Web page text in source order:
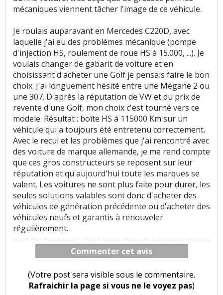
mécaniques viennent tâcher l'image de ce véhicule.
Je roulais auparavant en Mercedes C220D, avec
laquelle j'ai eu des problèmes mécanique (pompe
d'injection HS, roulement de roue HS à 15.000, ...). Je
voulais changer de gabarit de voiture et en
choisissant d'acheter une Golf je pensais faire le bon
choix. J'ai longuement hésité entre une Mégane 2 ou
une 307. D'après la réputation de VW et du prix de
revente d'une Golf, mon choix c'est tourné vers ce
modele. Résultat : boîte HS à 115000 Km sur un
véhicule qui a toujours été entretenu correctement.
Avec le recul et les problèmes que j'ai rencontré avec
des voiture de marque allemande, je me rend compte
que ces gros constructeurs se reposent sur leur
réputation et qu'aujourd'hui toute les marques se
valent. Les voitures ne sont plus faite pour durer, les
seules solutions valables sont donc d'acheter des
véhicules de génération précédente ou d'acheter des
véhicules neufs et garantis à renouveler
régulièrement.
Commenter cet avis
(Votre post sera visible sous le commentaire.
Rafraichir la page si vous ne le voyez pas)